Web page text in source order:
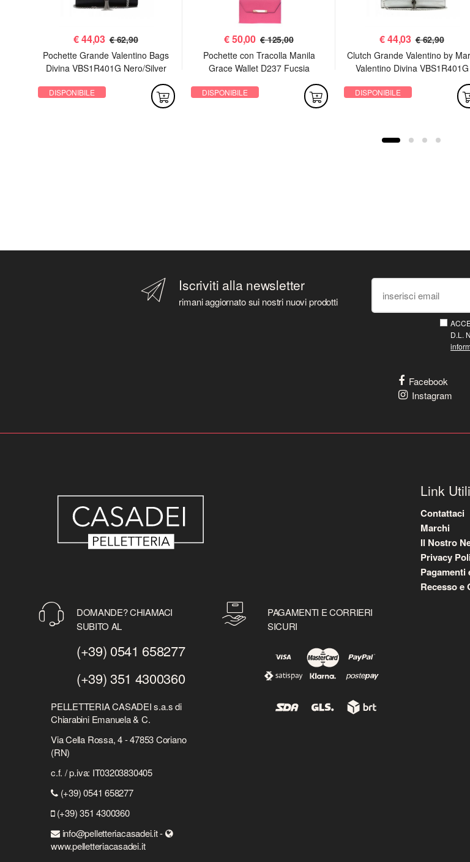
€44,03 € 62,90
Pochette Grande Valentino Bags
Divina VBS1R401G Nero/Silver
DISPONIBILE
€50,00 € 125,00
Pochette con Tracolla Manila
Grace Wallet D237 Fucsia
DISPONIBILE
€44,03 € 62,90
Clutch Grande Valentino by
Valentino Divina VBS1R401G
DISPONIBILE
Iscriviti alla newsletter
rimani aggiornato sui nostri nuovi prodotti
D.L.
Facebook
Instagram
DOMANDE? CHIAMACI
SUBITO AL
(+39) 0541 658277
(+39) 351 4300360
PELLETTERIA CASADEI s.a.s di
Chiarabini Emanuela & C.
Via Cella Rossa, 4 - 47853 Coriano
(RN)
c.f. / p.iva: IT03203830405
(+39) 0541 658277
(+39) 351 4300360
info@pelletteriacasadei.it -
www.pelletteriacasadei.it
PAGAMENTI E CORRIERI
SICURI
Link Utili
Contattaci
Marchi
Il Nostro
Privacy
Pagamenti
Recesso e